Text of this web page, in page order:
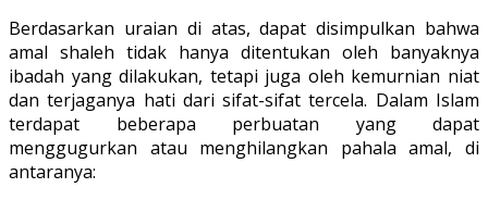
Berdasarkan uraian di atas, dapat disimpulkan bahwa
amal shaleh tidak hanya ditentukan oleh banyaknya
ibadah yang dilakukan, tetapi juga oleh kemurnian niat
dan terjaganya hati dari sifat-sifat tercela. Dalam Islam
terdapat beberapa perbuatan yang dapat
menggugurkan atau menghilangkan pahala amal, di
antaranya: